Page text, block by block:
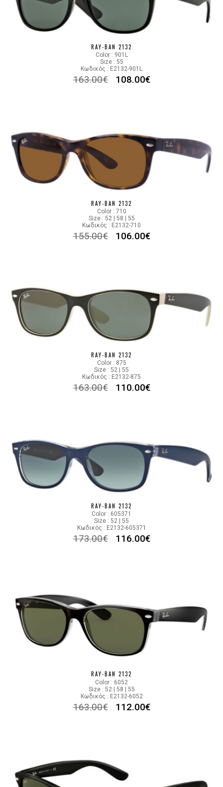
RAY-BAN 2132
Color : 901L
Size : 55
Κωδικός : E2132-901L
163.00€ 108.00€
RAY-BAN 2132
Color : 710
Size : 52 | 58 | 55
Κωδικός : E2132-710
155.00€ 106.00€
RAY-BAN 2132
Color : 875
Size : 52 | 55
Κωδικός : E2132-875
163.00€ 110.00€
RAY-BAN 2132
Color : 605371
Size : 52 | 55
Κωδικός : E2132-605371
173.00€ 116.00€
RAY-BAN 2132
Color : 6052
Size : 52 | 58 | 55
Κωδικός : E2132-6052
163.00€ 112.00€